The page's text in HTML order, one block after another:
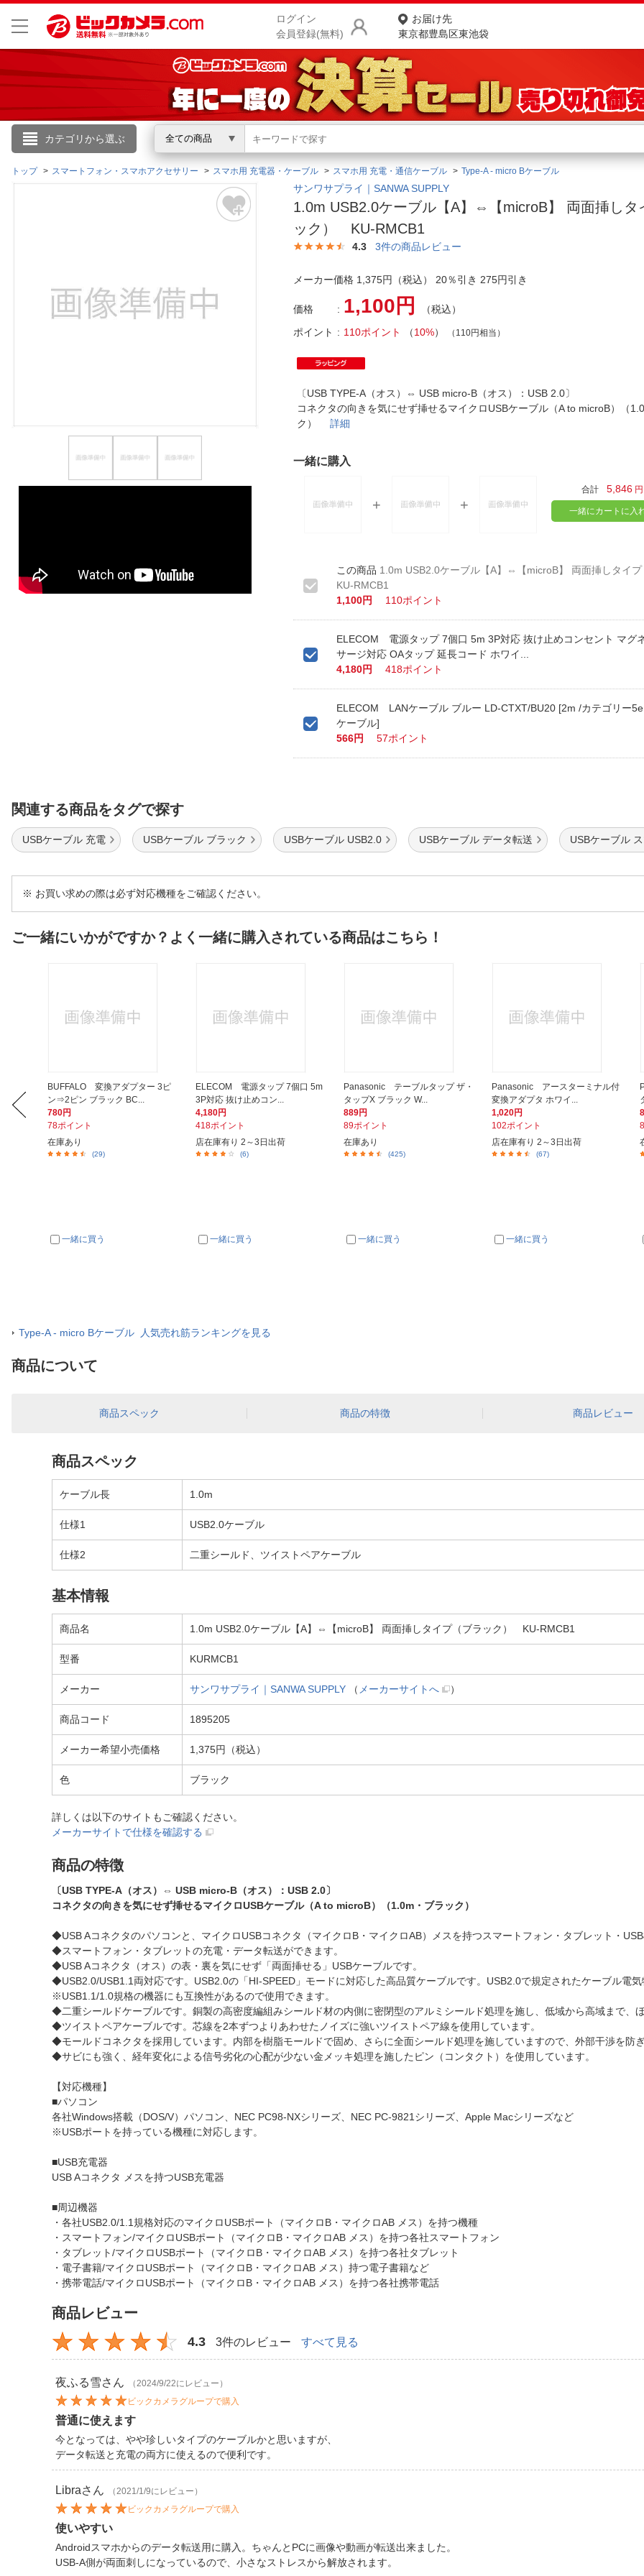
ログイン
会員登録(無料)
お届け先
東京都豊島区東池袋
カテゴリから選ぶ 全ての商品
こんにちは
ログイン
閲覧履歴
商品をさがす
ランキングからさがす
カテゴリ一覧からさがす
ご利用ガイド
よくある質問・お問合せ
トップ スマートフォン・スマホアクセサリー スマホ用 充電器・ケーブル スマホ用 充電・通信ケーブル Type-A - micro Bケーブル
サンワサプライ｜SANWA SUPPLY
1.0m USB2.0ケーブル【A】⇔【microB】 両面挿しタ
ック） KU-RMCB1
4.3 3件の商品レビュー
メーカー価格 1,375円（税込） 20％引き 275円引き
価格 1,100円
（税込）
ポイント
110ポイント （10%） （110円相当）
〔USB TYPE-A（オス）⇔ USB micro-B（オス）：USB 2.0〕
コネクタの向きを気にせず挿せるマイクロUSBケーブル（A to microB）（
ク）詳細
一緒に購入
合計 5,846 円
一緒にカートに入
1.0m USB2.0ケーブル【A】⇔【microB】 両面挿しタイ
KU-RMCB1
1,100円
110ポイント
ELECOM 電源タップ 7個口 5m 3P対応 抜け止めコンセント マグ
サージ対応 OAタップ 延長コード ホワイ...
4,180円
418ポイント
ELECOM LANケーブル ブルー LD-CTXT/BU20 [2m /カテゴリー
ケーブル]
566円
57ポイント
関連する商品をタグで探す
USBケーブル 充電 USBケーブル ブラック USBケーブル USB2.0 USBケーブル データ転送 USBケーブル
※ お買い求めの際は必ず対応機種をご確認ください。
ご一緒にいかがですか？よく一緒に購入されている商品はこちら！
BUFFALO 変換アダプター 3ピ
ン⇒2ピン ブラック BC...
780円
78ポイント
在庫あり
(29)
一緒に買う
ELECOM 電源タップ 7個口 5m
3P対応 抜け止めコン...
4,180円
418ポイント
店在庫有り 2～3日出荷
(6)
一緒に買う
Panasonic テーブルタップ ザ・
タップX ブラック W...
889円
89ポイント
在庫あり
(425)
一緒に買う
Panasonic アースターミナル付
変換アダプタ ホワイ...
1,020円
102ポイント
店在庫有り 2～3日出荷
(67)
一緒に買う
Type-A - micro Bケーブル 人気売れ筋ランキングを見る
商品について
商品スペック 商品の特徴 商品レビュー
商品スペック
ケーブル長 1.0m
仕様1 USB2.0ケーブル
仕様2 二重シールド、ツイストペアケーブル
基本情報
商品名 1.0m USB2.0ケーブル【A】⇔【microB】 両面挿しタイプ（ブラック） KU-RMCB1
型番 KURMCB1
メーカー サンワサプライ｜SANWA SUPPLY （ メーカーサイトへ ）
商品コード 1895205
メーカー希望小売価格 1,375円（税込）
色 ブラック
詳しくは以下のサイトもご確認ください。
メーカーサイトで仕様を確認する
商品の特徴
〔USB TYPE-A（オス）⇔ USB micro-B（オス）：USB 2.0〕
コネクタの向きを気にせず挿せるマイクロUSBケーブル（A to microB）（1.0m・ブラック）
◆USB Aコネクタのパソコンと、マイクロUSBコネクタ（マイクロB・マイクロAB）メスを持つスマートフォン・タブレット・USB
◆スマートフォン・タブレットの充電・データ転送ができます。
◆USB Aコネクタ（オス）の表・裏を気にせず「両面挿せる」USBケーブルです。
◆USB2.0/USB1.1両対応です。USB2.0の「HI-SPEED」モードに対応した高品質ケーブルです。USB2.0で規定されたケーブル電
※USB1.1/1.0規格の機器にも互換性があるので使用できます。
◆二重シールドケーブルです。銅製の高密度編組みシールド材の内側に密閉型のアルミシールド処理を施し、低域から高域まで、
◆ツイストペアケーブルです。芯線を2本ずつよりあわせたノイズに強いツイストペア線を使用しています。
◆モールドコネクタを採用しています。内部を樹脂モールドで固め、さらに全面シールド処理を施していますので、外部干渉を防
◆サビにも強く、経年変化による信号劣化の心配が少ない金メッキ処理を施したピン（コンタクト）を使用しています。
【対応機種】
■パソコン
各社Windows搭載（DOS/V）パソコン、NEC PC98-NXシリーズ、NEC PC-9821シリーズ、Apple Macシリーズなど
※USBポートを持っている機種に対応します。
■USB充電器
USB Aコネクタ メスを持つUSB充電器
■周辺機器
・各社USB2.0/1.1規格対応のマイクロUSBポート（マイクロB・マイクロAB メス）を持つ機種
・スマートフォン/マイクロUSBポート（マイクロB・マイクロAB メス）を持つ各社スマートフォン
・タブレット/マイクロUSBポート（マイクロB・マイクロAB メス）を持つ各社タブレット
・電子書籍/マイクロUSBポート（マイクロB・マイクロAB メス）持つ電子書籍など
・携帯電話/マイクロUSBポート（マイクロB・マイクロAB メス）を持つ各社携帯電話
商品レビュー
4.3 3件のレビュー すべて見る
夜ふる雪さん
（2024/9/22にレビュー）
ビックカメラグループで購入
普通に使えます
今となっては、やや珍しいタイプのケーブルかと思いますが、
データ転送と充電の両方に使えるので便利です。
Libraさん
（2021/1/9にレビュー）
ビックカメラグループで購入
使いやすい
Androidスマホからのデータ転送用に購入。ちゃんとPCに画像や動画が転送出来ました。
USB-A側が両面刺しになっているので、小さなストレスから解放されます。